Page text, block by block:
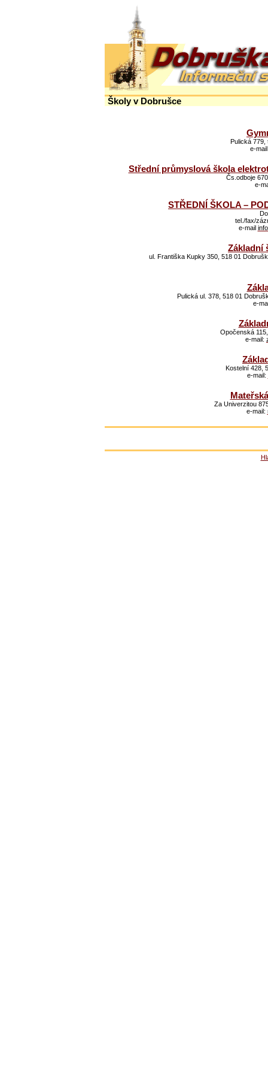
Školy v Dobrušce
Pulická 779,
e-
Střední průmyslová škola
Čs.odboje
e-
STŘEDNÍ ŠKOLA –
tel./fax/
e-mail
Základní
ul. Františka Kupky 350, 518 01
Pulická ul. 378, 518 01
e-
Opočenská
e-mail:
Kostelní 428,
e-mail:
Za Univerzitou
e-mail: